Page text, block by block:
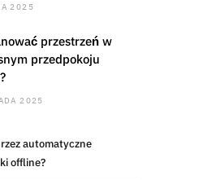
2025
przestrzeń w
przedpokoju
2025
automatyczne
offline?